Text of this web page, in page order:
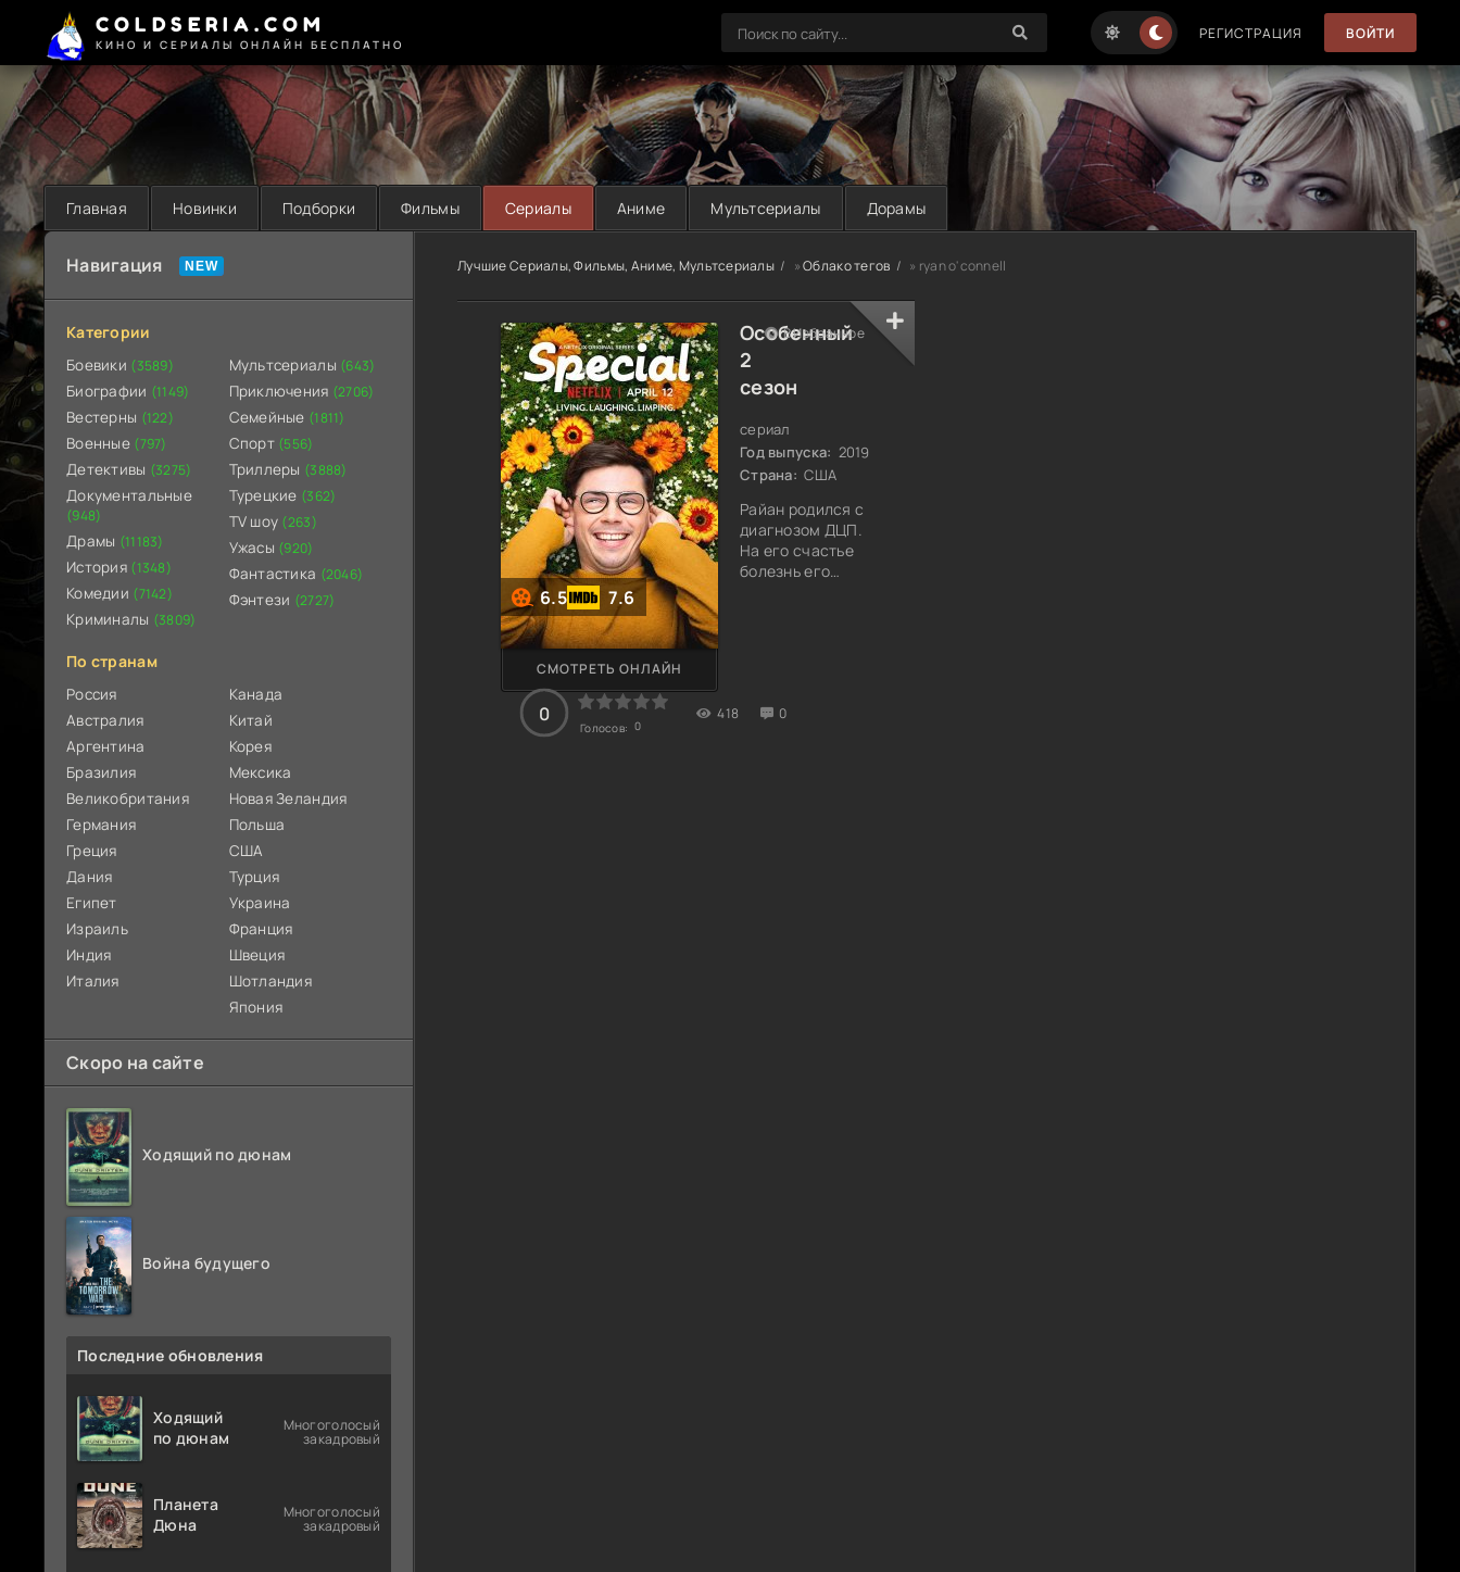
COLDSERIA.COM
КИНО И СЕРИАЛЫ ОНЛАЙН БЕСПЛАТНО
РЕГИСТРАЦИЯ ВОЙТИ
Главная Новинки Подборки Фильмы Сериалы Аниме Мультсериалы Дорамы
Навигация
Категории
Боевики (3589)
Биографии (1149)
Вестерны (122)
Военные (797)
Детективы (3275)
Документальные
(948)
Драмы (11183)
История (1348)
Комедии (7142)
Криминалы (3809)
Мультсериалы (643)
Приключения (2706)
Семейные (1811)
Спорт (556)
Триллеры (3888)
Турецкие (362)
TV шоу (263)
Ужасы (920)
Фантастика (2046)
Фэнтези (2727)
По странам
Россия
Австралия
Аргентина
Бразилия
Великобритания
Германия
Греция
Дания
Египет
Израиль
Индия
Италия
Канада
Китай
Корея
Мексика
Новая Зеландия
Польша
США
Турция
Украина
Франция
Швеция
Шотландия
Япония
Скоро на сайте
Ходящий по дюнам
Война будущего
Последние обновления
Ходящий
по дюнам
Многоголосый
закадровый
Планета
Дюна
Многоголосый
закадровый
Лучшие Сериалы, Фильмы, Аниме, Мультсериалы »Облако тегов » ryan o'connell
6.5 7.6
Особенный
2
сезон
сериал
Год выпуска: 2019
Страна: США
Райан родился с
диагнозом ДЦП.
На его счастье
болезнь его
если удастся
СМОТРЕТЬ ОНЛАЙН
0
Голосов: 0
418 0
В Избранное